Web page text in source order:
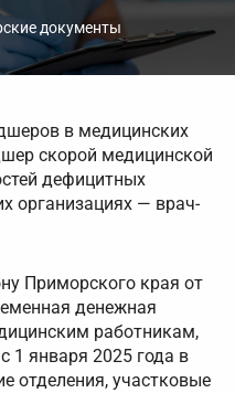
документы
в медицинских
скорой медицинской
дефицитных
организациях — врач-
Приморского края от
денежная
работникам,
1 января 2025 года в
отделения, участковые